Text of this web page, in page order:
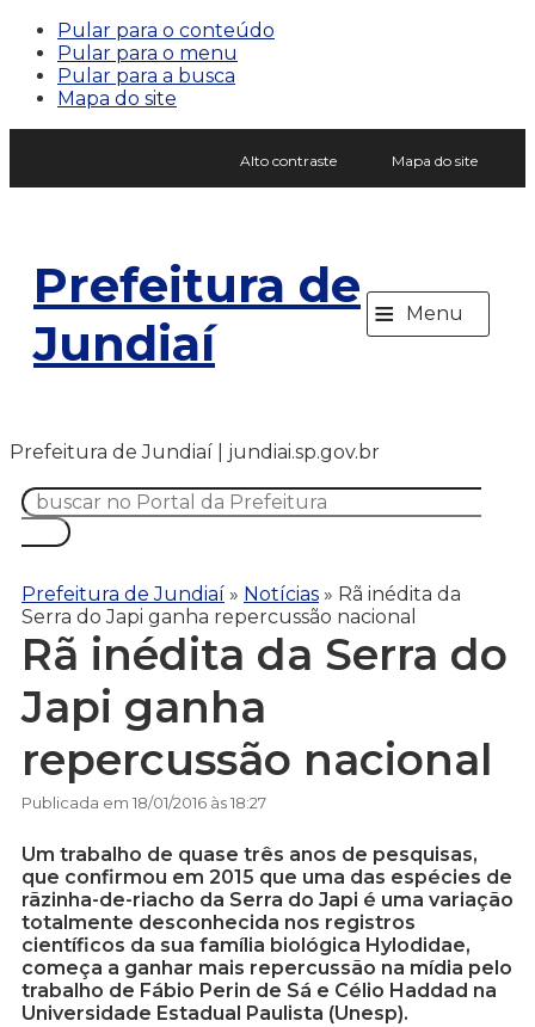
Pular para o conteúdo
Pular para o menu
Pular para a busca
Mapa do site
Alto contraste Mapa do site
Prefeitura de
Jundiaí
≡ Menu
Prefeitura de Jundiaí | jundiai.sp.gov.br
Prefeitura de Jundiaí » Notícias » Rã inédita da
Serra do Japi ganha repercussão nacional
Rã inédita da Serra do
Japi ganha
repercussão nacional
Publicada em 18/01/2016 às 18:27
Um trabalho de quase três anos de pesquisas,
que confirmou em 2015 que uma das espécies de
rãzinha-de-riacho da Serra do Japi é uma variação
totalmente desconhecida nos registros
científicos da sua família biológica Hylodidae,
começa a ganhar mais repercussão na mídia pelo
trabalho de Fábio Perin de Sá e Célio Haddad na
Universidade Estadual Paulista (Unesp).